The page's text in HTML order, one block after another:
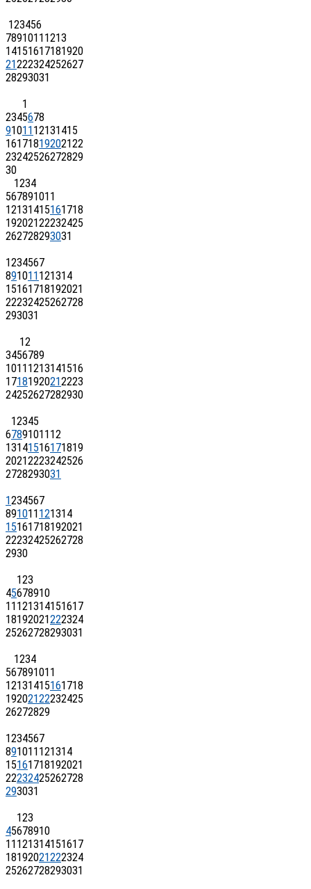
123456
78910111213
14151617181920
21222324252627
28293031
1
2345678
9101112131415
16171819202122
23242526272829
30
1234
567891011
12131415161718
19202122232425
262728293031
1234567
891011121314
15161718192021
22232425262728
293031
12
3456789
10111213141516
17181920212223
24252627282930
12345
6789101112
13141516171819
20212223242526
2728293031
1234567
891011121314
15161718192021
22232425262728
2930
123
45678910
11121314151617
18192021222324
25262728293031
1234
567891011
12131415161718
19202122232425
26272829
1234567
891011121314
15161718192021
22232425262728
293031
123
45678910
11121314151617
18192021222324
25262728293031